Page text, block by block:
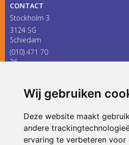
Wij gebruiken
Deze website maakt
andere
ervaring te verbeteren voor
CONTACT
Stockholm 3
3124 SG
Schiedam
(010) 471 70
36
ONDERDEEL